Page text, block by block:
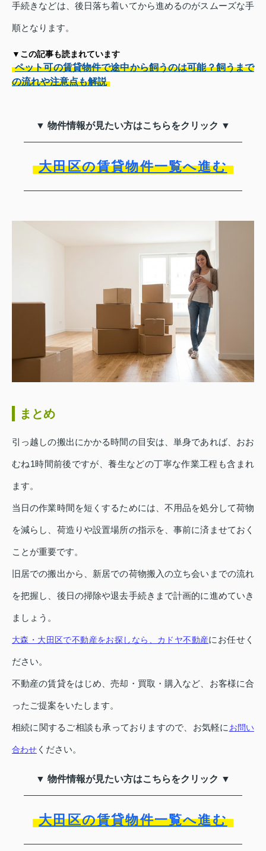
手続きなどは、後日落ち着いてから進めるのがスムーズな手
順となります。
▼この記事も読まれています
ペット可の賃貸物件で途中から飼うのは可能？飼うまで
の流れや注意点も解説
▼ 物件情報が見たい方はこちらをクリック ▼
大田区の賃貸物件一覧へ進む
まとめ
引っ越しの搬出にかかる時間の目安は、単身であれば、おお
むね1時間前後ですが、養生などの丁寧な作業工程も含まれ
ます。
当日の作業時間を短くするためには、不用品を処分して荷物
を減らし、荷造りや設置場所の指示を、事前に済ませておく
ことが重要です。
旧居での搬出から、新居での荷物搬入の立ち会いまでの流れ
を把握し、後日の掃除や退去手続きまで計画的に進めていき
ましょう。
大森・大田区で不動産をお探しなら、カドヤ不動産にお任せく
ださい。
不動産の賃貸をはじめ、売却・買取・購入など、お客様に合
ったご提案をいたします。
相続に関するご相談も承っておりますので、お気軽に お問い
合わせ ください。
▼ 物件情報が見たい方はこちらをクリック ▼
大田区の賃貸物件一覧へ進む